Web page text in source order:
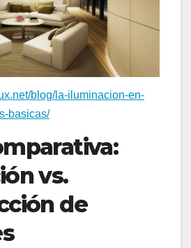
blog/la-iluminacion-en-
basicas/
vs.
de